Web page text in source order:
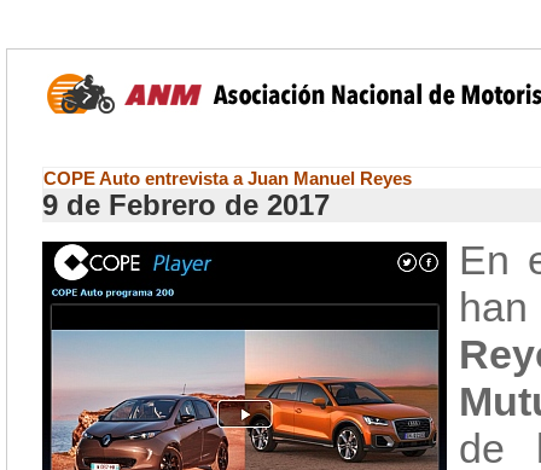
COPE Auto entrevista a Juan Manuel Reyes
9 de Febrero de 2017
En
de